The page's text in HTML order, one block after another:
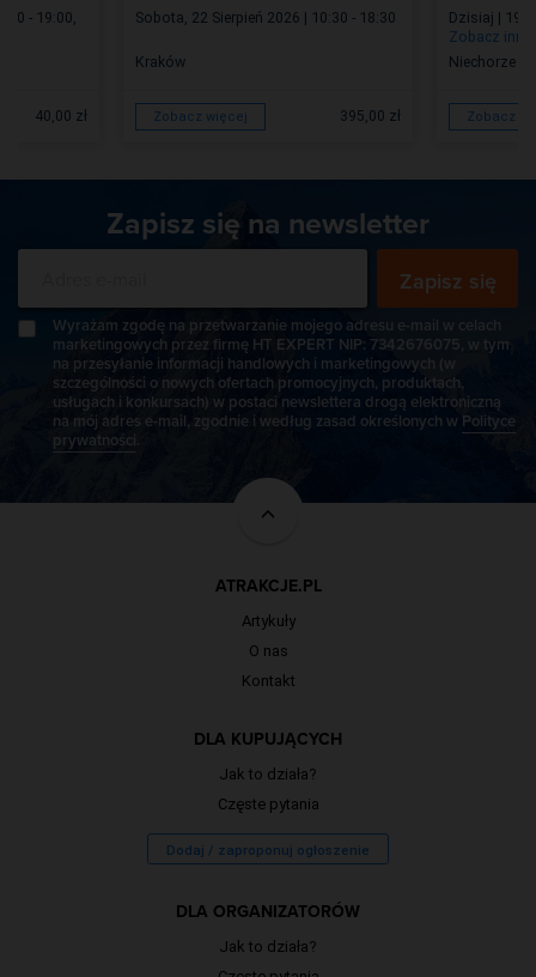
- 19:00,
40,00 zł
Sobota, 22 Sierpień 2026 | 10:30 - 18:30
Kraków
Zobacz więcej 395,00 zł
Dzisiaj |
Zobacz inne
Niechorze
Zobacz
Zapisz się na newsletter
Zapisz się
Wyrażam zgodę na przetwarzanie mojego adresu e-mail w celach
marketingowych przez firmę HT EXPERT NIP: 7342676075, w tym
na przesyłanie informacji handlowych i marketingowych (w
szczególności o nowych ofertach promocyjnych, produktach,
usługach i konkursach) w postaci newslettera drogą elektroniczną
na mój adres e-mail, zgodnie i według zasad określonych w Polityce
prywatności.
ATRAKCJE.PL
Artykuły
O nas
Kontakt
DLA KUPUJĄCYCH
Jak to działa?
Częste pytania
Dodaj / zaproponuj ogłoszenie
DLA ORGANIZATORÓW
Jak to działa?